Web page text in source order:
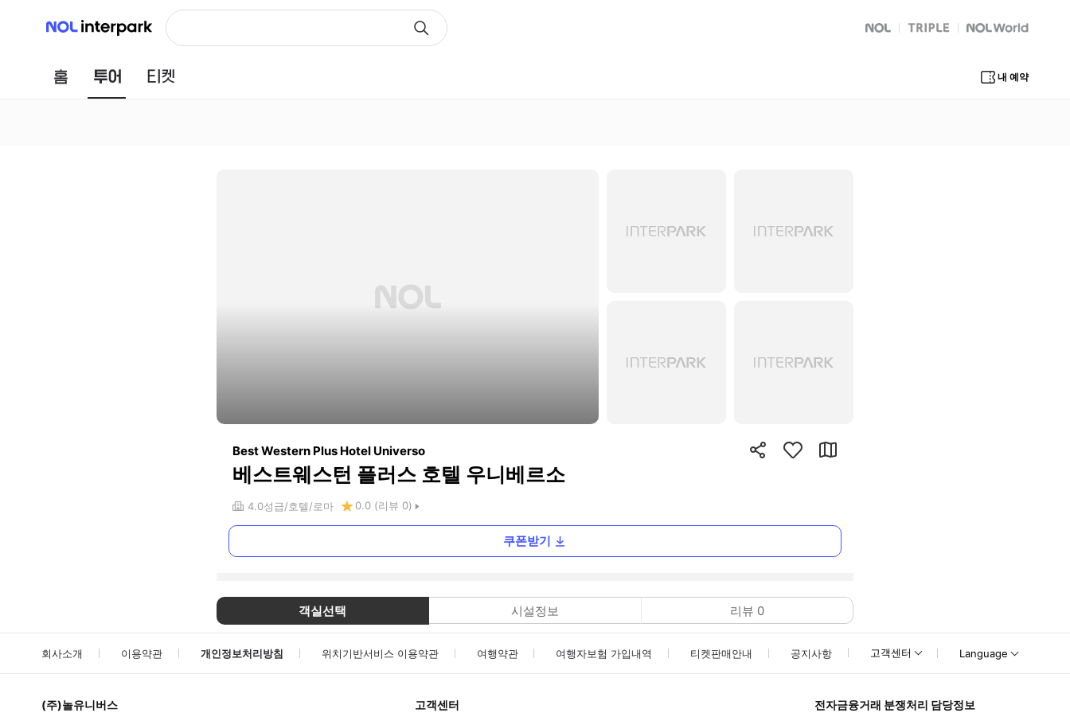
NOL 인터파크
NOL
트리플 Global Interpark
홈 투어 내 예약
Best Western Plus Hotel Universo
베스트웨스턴 플러스 호텔 우니베르소
4.0성급 호텔 로마 0.0 (리뷰 0)
쿠폰받기
객실선택 시설정보 리뷰 0
회사소개 이용약관 개인정보처리방침 위치기반서비스 이용약관 여행약관 여행자보험 가입내역 티켓판매안내 공지사항 고객센터 Language
(주)놀유니버스 고객센터 전자금융거래 분쟁처리 담당정보